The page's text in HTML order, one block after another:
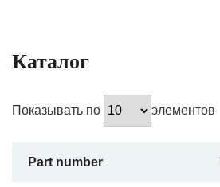
Каталог
Показывать по элементов
Part number